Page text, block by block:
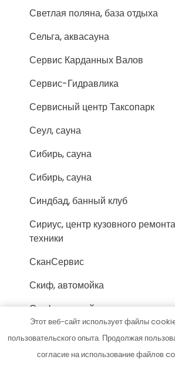
Светлая поляна, база отдыха
Сельга, аквасауна
Сервис Карданных Валов
Сервис-Гидравлика
Сервисный центр Таксопарк
Сеул, сауна
Сибирь, сауна
Сибирь, сауна
Синдбад, банный клуб
Сириус, центр кузовного
техники
СканСервис
Скиф, автомойка
Скиф, автомойка
Соломбальские бани
Стех, автокомплекс
Этот веб-сайт использует файлы
пользовательского опыта. Продолжая
согласие на использование файлов